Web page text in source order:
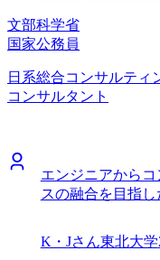
文部科学省
国家公務員
日系総合コンサルティ
コンサルタント
エンジニアから
スの融合を目指
K・Jさん東北大学